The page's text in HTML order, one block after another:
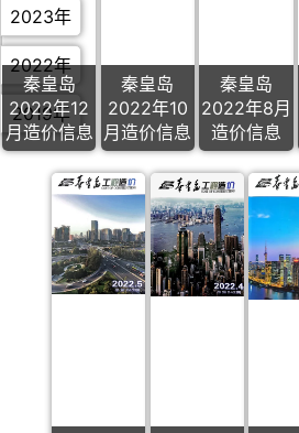
秦皇岛
2022年12
月造价信息
秦皇岛
2022年10
月造价信息
秦皇岛
2022年8月
造价信息
2023年
2022年
2019年